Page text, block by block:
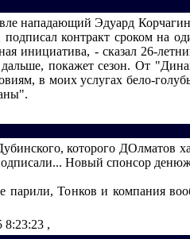
нападающий Эдуард
контракт сроком на
инициатива, - сказал 26-
покажет сезон. От
в моих услугах бело-
которого ДОлматов
Новый спонсор
парили, Тонков и компания
8:23:23 ,